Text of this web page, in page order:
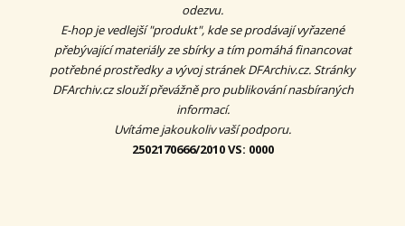
odezvu.
E-hop je vedlejší "produkt", kde se prodávají vyřazené
přebývající materiály ze sbírky a tím pomáhá financovat
potřebné prostředky a vývoj stránek DFArchiv.cz. Stránky
DFArchiv.cz slouží převážně pro publikování nasbíraných
informací.
Uvítáme jakoukoliv vaší podporu.
2502170666/2010 VS: 0000